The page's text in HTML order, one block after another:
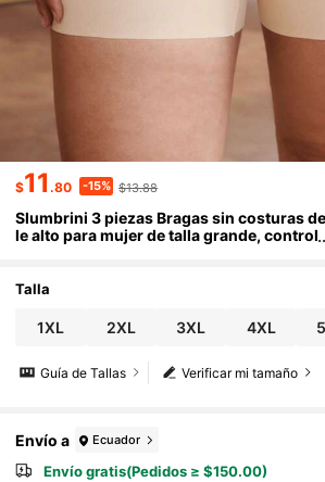
$11.80 -15% $13.88
Slumbrini 3 piezas Bragas sin costuras
le alto para mujer de talla grande, control
Talla
1XL 2XL 3XL 4XL
Verificar mi tamaño
Guía de Tallas
Envío a Ecuador
Envío gratis(Pedidos ≥ $150.00)